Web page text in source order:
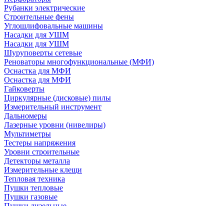
Рубанки электрические
Строительные фены
Углошлифовальные машины
Насадки для УШМ
Насадки для УШМ
Шуруповерты сетевые
Реноваторы многофункциональные (МФИ)
Оснастка для МФИ
Оснастка для МФИ
Гайковерты
Циркулярные (дисковые) пилы
Измерительный инструмент
Дальномеры
Лазерные уровни (нивелиры)
Мультиметры
Тестеры напряжения
Уровни строительные
Детекторы металла
Измерительные клещи
Тепловая техника
Пушки тепловые
Пушки газовые